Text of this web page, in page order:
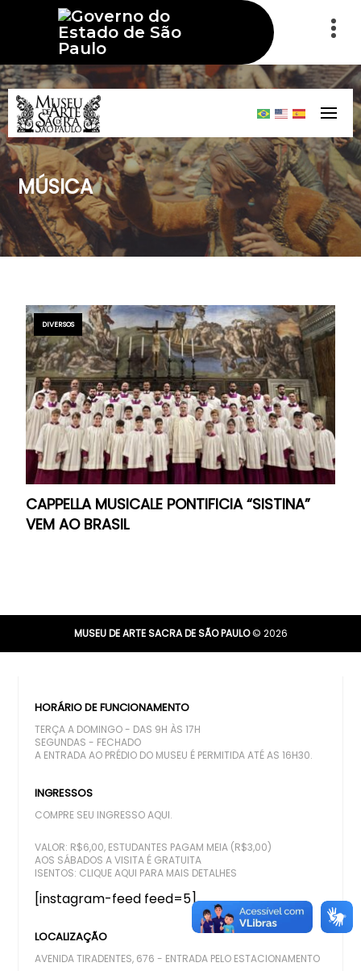
MÚSICA
DIVERSOS
CAPPELLA MUSICALE PONTIFICIA “SISTINA”
VEM AO BRASIL
MUSEU DE ARTE SACRA DE SÃO PAULO© 2026
HORÁRIO DE FUNCIONAMENTO
TERÇA A DOMINGO - DAS 9H ÀS 17H
SEGUNDAS - FECHADO
A ENTRADA AO PRÉDIO DO MUSEU É PERMITIDA ATÉ AS 16H30.
INGRESSOS
COMPRE SEU INGRESSO AQUI.
VALOR: R$6,00, ESTUDANTES PAGAM MEIA (R$3,00)
AOS SÁBADOS A VISITA É GRATUITA
ISENTOS: CLIQUE AQUI PARA MAIS DETALHES
[instagram-feed feed=5]
LOCALIZAÇÃO
AVENIDA TIRADENTES, 676 - ENTRADA PELO ESTACIONAMENTO